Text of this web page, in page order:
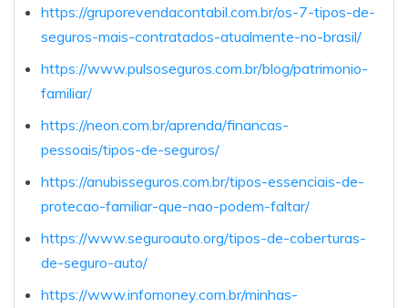
https://gruporevendacontabil.com.br/os-7-tipos-de-
seguros-mais-contratados-atualmente-no-brasil/
https://www.pulsoseguros.com.br/blog/patrimonio-
familiar/
https://neon.com.br/aprenda/financas-
pessoais/tipos-de-seguros/
https://anubisseguros.com.br/tipos-essenciais-de-
protecao-familiar-que-nao-podem-faltar/
https://www.seguroauto.org/tipos-de-coberturas-
de-seguro-auto/
https://www.infomoney.com.br/minhas-